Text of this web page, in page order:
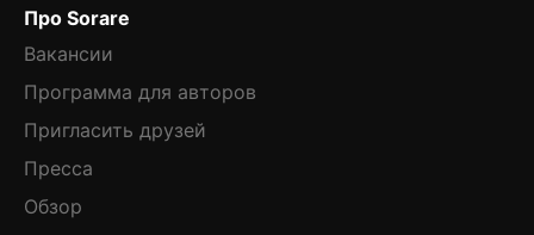
Про Sorare
Вакансии
Программа для авторов
Пригласить друзей
Пресса
Обзор